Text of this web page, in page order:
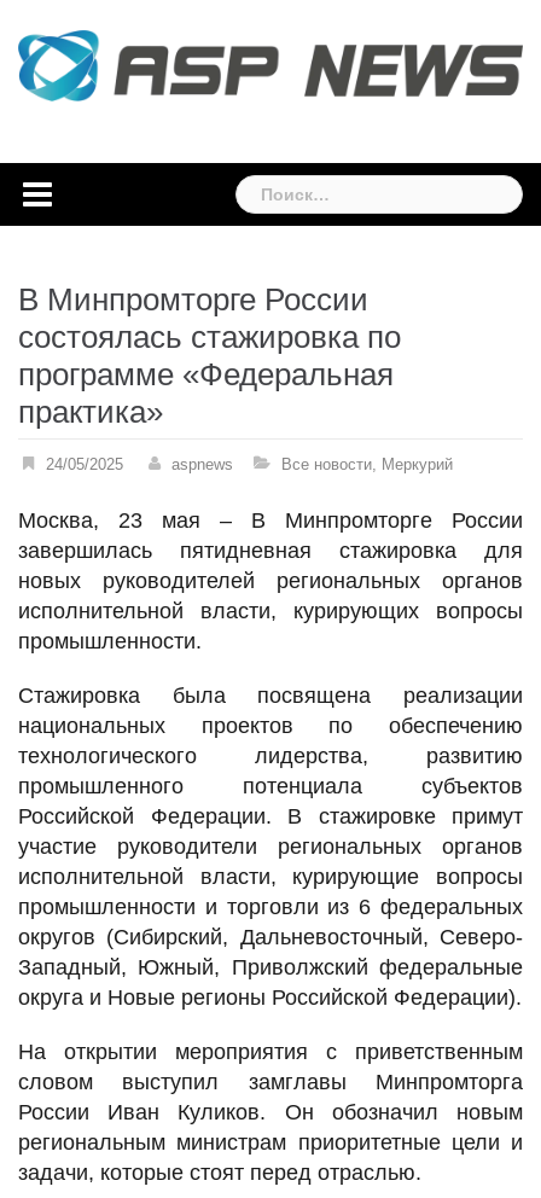
content
Найти:
В Минпромторге России
состоялась стажировка по
программе «Федеральная
практика»
24/05/2025 aspnews Все новости, Меркурий
Москва, 23 мая – В Минпромторге России
завершилась пятидневная стажировка для
новых руководителей региональных органов
исполнительной власти, курирующих вопросы
промышленности.
Стажировка была посвящена реализации
национальных проектов по обеспечению
технологического лидерства, развитию
промышленного потенциала субъектов
Российской Федерации. В стажировке примут
участие руководители региональных органов
исполнительной власти, курирующие вопросы
промышленности и торговли из 6 федеральных
округов (Сибирский, Дальневосточный, Северо-
Западный, Южный, Приволжский федеральные
округа и Новые регионы Российской Федерации).
На открытии мероприятия с приветственным
словом выступил замглавы Минпромторга
России Иван Куликов. Он обозначил новым
региональным министрам приоритетные цели и
задачи, которые стоят перед отраслью.